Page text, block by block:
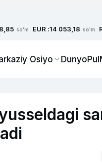
so'm EUR :14 053,18 so'm
Osiyo DunyoPul